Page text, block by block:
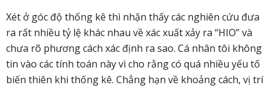
Xét ở góc độ thống kê thì nhận thấy các nghiên cứu đưa
ra rất nhiều tỷ lệ khác nhau về xác xuất xảy ra “HIO” và
chưa rõ phương cách xác định ra sao. Cá nhân tôi không
tin vào các tính toán này vì cho rằng có quá nhiều yếu tố
biến thiên khi thống kê. Chẳng hạn về khoảng cách, vị trí